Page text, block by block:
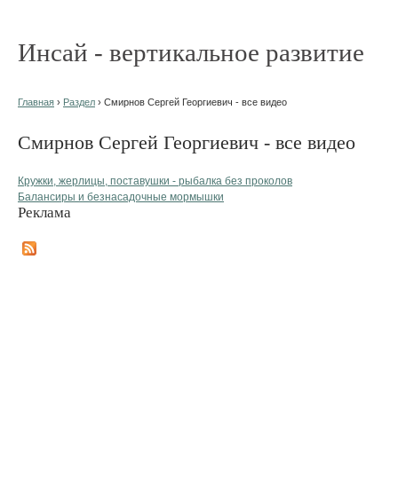
Инсай - вертикальное развитие
Главная › Раздел › Смирнов Сергей Георгиевич - все видео
Смирнов Сергей Георгиевич - все видео
Кружки, жерлицы, поставушки - рыбалка без проколов
Балансиры и безнасадочные мормышки
Реклама